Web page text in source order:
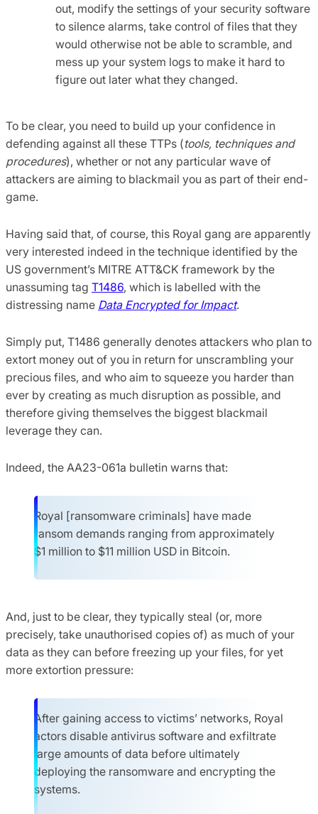
out, modify the settings of your security software
to silence alarms, take control of files that they
would otherwise not be able to scramble, and
mess up your system logs to make it hard to
figure out later what they changed.
To be clear, you need to build up your confidence in
defending against all these TTPs (tools, techniques and
procedures), whether or not any particular wave of
attackers are aiming to blackmail you as part of their end-
game.
Having said that, of course, this Royal gang are apparently
very interested indeed in the technique identified by the
US government’s MITRE ATT&CK framework by the
unassuming tag T1486, which is labelled with the
distressing name Data Encrypted for Impact.
Simply put, T1486 generally denotes attackers who plan to
extort money out of you in return for unscrambling your
precious files, and who aim to squeeze you harder than
ever by creating as much disruption as possible, and
therefore giving themselves the biggest blackmail
leverage they can.
Indeed, the AA23-061a bulletin warns that:
Royal [ransomware criminals] have made
ransom demands ranging from approximately
$1 million to $11 million USD in Bitcoin.
And, just to be clear, they typically steal (or, more
precisely, take unauthorised copies of) as much of your
data as they can before freezing up your files, for yet
more extortion pressure:
After gaining access to victims’ networks, Royal
actors disable antivirus software and exfiltrate
large amounts of data before ultimately
deploying the ransomware and encrypting the
systems.